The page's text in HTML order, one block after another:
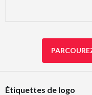
Étiquettes de logo